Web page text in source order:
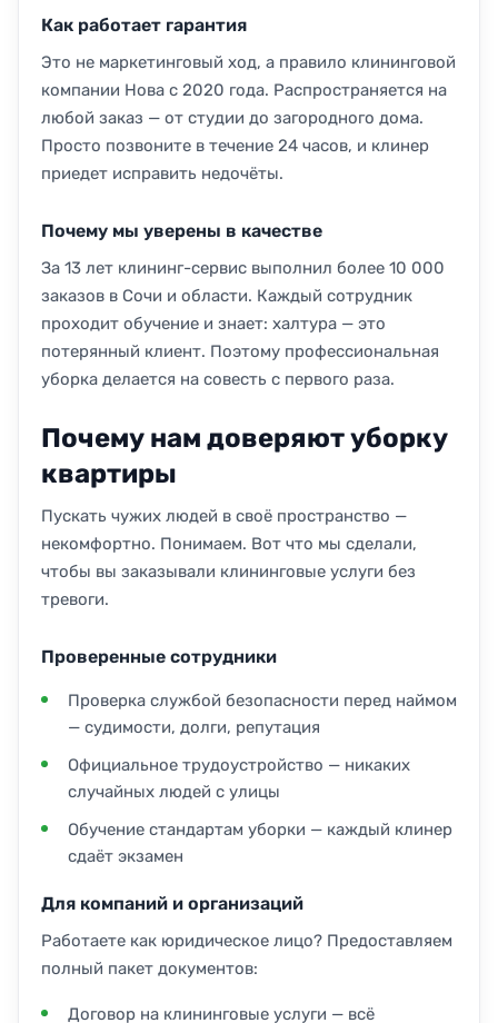
Как работает гарантия
Это не маркетинговый ход, а правило клининговой
компании Нова с 2020 года. Распространяется на
любой заказ — от студии до загородного дома.
Просто позвоните в течение 24 часов, и клинер
приедет исправить недочёты.
Почему мы уверены в качестве
За 13 лет клининг-сервис выполнил более 10 000
заказов в Сочи и области. Каждый сотрудник
проходит обучение и знает: халтура — это
потерянный клиент. Поэтому профессиональная
уборка делается на совесть с первого раза.
Почему нам доверяют уборку
квартиры
Пускать чужих людей в своё пространство —
некомфортно. Понимаем. Вот что мы сделали,
чтобы вы заказывали клининговые услуги без
тревоги.
Проверенные сотрудники
Проверка службой безопасности перед наймом
— судимости, долги, репутация
Официальное трудоустройство — никаких
случайных людей с улицы
Обучение стандартам уборки — каждый клинер
сдаёт экзамен
Для компаний и организаций
Работаете как юридическое лицо? Предоставляем
полный пакет документов:
Договор на клининговые услуги — всё